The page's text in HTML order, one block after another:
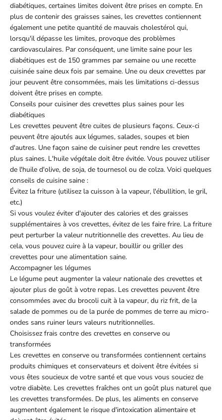
diabétiques, certaines limites doivent être prises en compte. En
plus de contenir des graisses saines, les crevettes contiennent
également une petite quantité de mauvais cholestérol qui,
lorsqu'il dépasse les limites, provoque des problèmes
cardiovasculaires. Par conséquent, une limite saine pour les
diabétiques est de 150 grammes par semaine ou une recette
cuisinée saine deux fois par semaine. Une ou deux crevettes par
jour peuvent être consommées, mais les limitations ci-dessus
doivent être prises en compte.
Conseils pour cuisiner des crevettes plus saines pour les
diabétiques
Les crevettes peuvent être cuites de plusieurs façons. Ceux-ci
peuvent être ajoutés aux légumes, salades, soupes et bien
d'autres. Une façon saine de cuisiner peut rendre les crevettes
plus saines. L'huile végétale doit être évitée. Vous pouvez utiliser
de l'huile d'olive, de soja, de tournesol ou de colza. Voici quelques
conseils de cuisine saine :
Évitez la friture (utilisez la cuisson à la vapeur, l'ébullition, le gril,
etc.)
Si vous voulez éviter d'ajouter des calories et des graisses
supplémentaires à vos crevettes, évitez de les faire frire. La friture
peut perturber la valeur nutritionnelle des crevettes. Au lieu de
cela, vous pouvez cuire à la vapeur, bouillir ou griller des
crevettes pour une alimentation saine.
Accompagner les légumes
Le légume peut augmenter la valeur nationale des crevettes et
ajouter plus de goût à votre repas. Les crevettes peuvent être
consommées avec du brocoli cuit à la vapeur, du riz frit, de la
salade de pommes ou de la purée de pommes de terre au micro-
ondes sans ruiner leurs valeurs nutritionnelles.
Choisissez frais contre des crevettes en conserve ou
transformées
Les crevettes en conserve ou transformées contiennent certains
produits chimiques et conservateurs et doivent être évitées si
vous êtes soucieux de votre santé et que vous vous souciez de
votre diabète. Les crevettes fraîches ont un goût plus naturel que
les crevettes transformées. De plus, les aliments en conserve
augmentent également le risque d'intoxication alimentaire et